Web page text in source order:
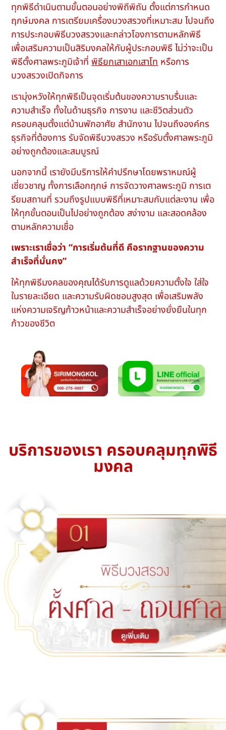
ทุกพิธีดำเนินตามขั้นตอนอย่างพิถีพิถัน ตั้งแต่การกำหนด
ฤกษ์มงคล การเตรียมเครื่องบวงสรวงที่เหมาะสม ไปจนถึง
การประกอบพิธีบวงสรวงและกล่าวโองการตามหลักพิธี
เพื่อเสริมความเป็นสิริมงคลให้กับผู้ประกอบพิธี ไม่ว่าจะเป็น
พิธีตั้งศาลพระภูมิเจ้าที่พิธียกเสาเอกเสาโทหรือการ
บวงสรวงเปิดกิจการ
เรามุ่งหวังให้ทุกพิธีเป็นจุดเริ่มต้นของความราบรื่นและ
ความสำเร็จ ทั้งในด้านธุรกิจ การงาน และชีวิตส่วนตัว
ครอบคลุมตั้งแต่บ้านพักอาศัย สำนักงาน ไปจนถึงองค์กร
ธุรกิจที่ต้องการ รับจัดพิธีบวงสรวง หรือรับตั้งศาลพระภูมิ
อย่างถูกต้องและสมบูรณ์
นอกจากนี้ เรายังมีบริการให้คำปรึกษาโดยพราหมณ์ผู้
เชี่ยวชาญ ทั้งการเลือกฤกษ์ การจัดวางศาลพระภูมิ การเต
รียมสถานที่ รวมถึงรูปแบบพิธีที่เหมาะสมกับแต่ละงาน เพื่อ
ให้ทุกขั้นตอนเป็นไปอย่างถูกต้อง สง่างาม และสอดคล้อง
ตามหลักความเชื่อ
เพราะเราเชื่อว่า “การเริ่มต้นที่ดี คือรากฐานของความ
สำเร็จที่มั่นคง”
ให้ทุกพิธีมงคลของคุณได้รับการดูแลด้วยความตั้งใจ ใส่ใจ
ในรายละเอียด และความรับผิดชอบสูงสุด เพื่อเสริมพลัง
แห่งความเจริญก้าวหน้าและความสำเร็จอย่างยั่งยืนในทุก
ก้าวของชีวิต
บริการของเรา ครอบคลุมทุกพิธี
มงคล